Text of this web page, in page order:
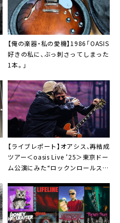
【俺の楽器・私の愛機】1986「OASIS
好きの私に、ぶっ刺さってしまった
1本。」
【ライブレポート】オアシス、再結成
ツアー＜oasis Live ’25＞東京ドー
ム公演にみた“ロックンロールスタ